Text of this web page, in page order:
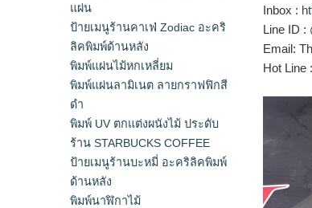
Inbox :
Line ID :
Email:
Hot Line
แผ่น
ป้ายเมนูร้านคาเฟ่ Zodiac อะคริ
ลิคพิมพ์ด้านหลัง
พิมพ์แผ่นไม้หกเหลี่ยม
พิมพ์แผ่นลามิเนต ลายกราฟฟิกสี
ดำ
พิมพ์ UV ตกแต่งผนังไม้ ประดับ
ร้าน STARBUCKS COFFEE
ป้ายเมนูร้านบะหมี่ อะคริลิคพิมพ์
ด้านหลัง
พิมพ์นาฬิกาไม้